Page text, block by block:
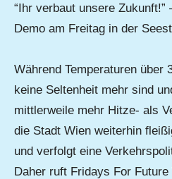
“Ihr verbaut unsere
Demo am Freitag in der
Während Temperaturen über
keine Seltenheit mehr sind
mittlerweile mehr Hitze- als
die Stadt Wien weiterhin
und verfolgt eine
Daher ruft Fridays For